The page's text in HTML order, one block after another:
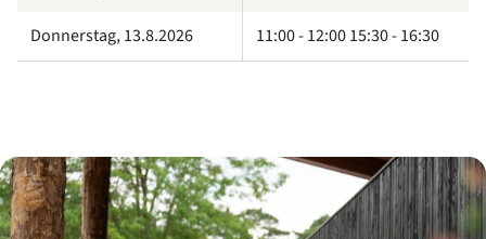
Donnerstag, 13.8.2026 11:00 - 12:00 15:30 - 16:30